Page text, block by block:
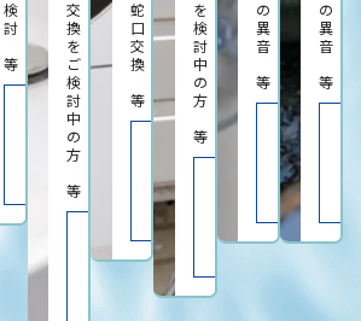
検
討
等
交
換
を
ご
検
討
中
の
方
等
は
蛇
口
交
換
等
こ
ち
ら
を
検
討
中
の
方
等
ち
の
異
音
等
料
金
は
こ
ち
ら
の
異
音
等